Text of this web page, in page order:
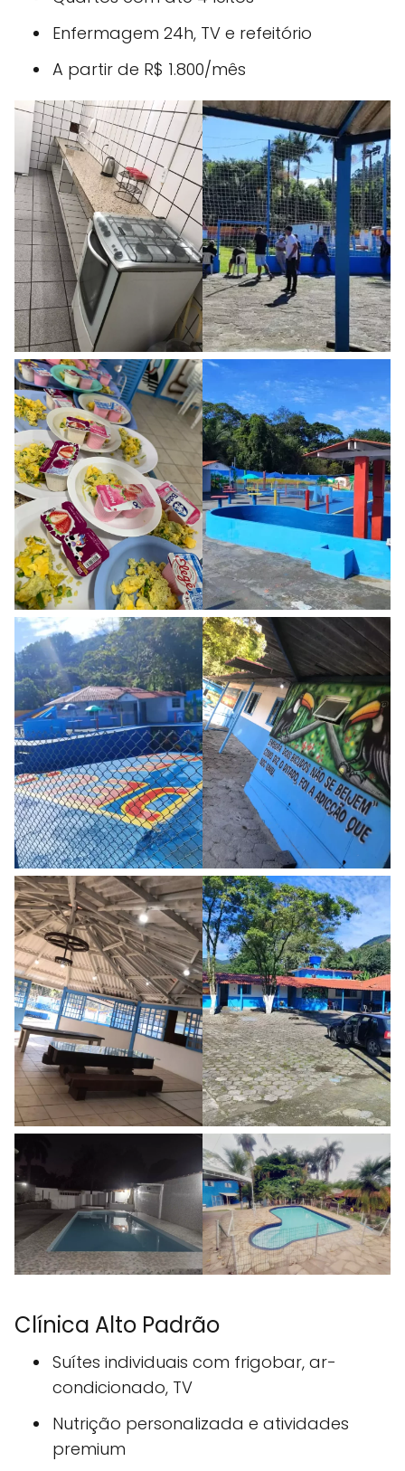
Enfermagem 24h, TV e refeitório
A partir de R$ 1.800/mês
Clínica Alto Padrão
Suítes individuais com frigobar, ar-
condicionado, TV
Nutrição personalizada e atividades
premium